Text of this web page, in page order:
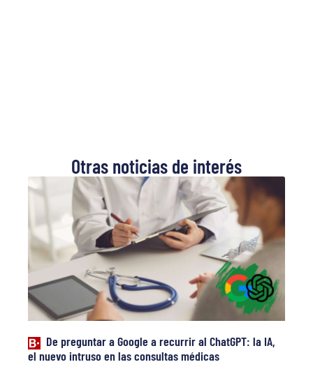
Otras noticias de interés
De preguntar a Google a recurrir al ChatGPT: la IA,
el nuevo intruso en las consultas médicas